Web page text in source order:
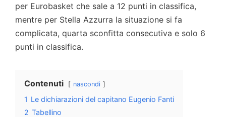
per Eurobasket che sale a 12 punti in classifica,
mentre per Stella Azzurra la situazione si fa
complicata, quarta sconfitta consecutiva e solo 6
punti in classifica.
Contenuti nascondi
1 Le dichiarazioni del capitano Eugenio Fanti
2 Tabellino